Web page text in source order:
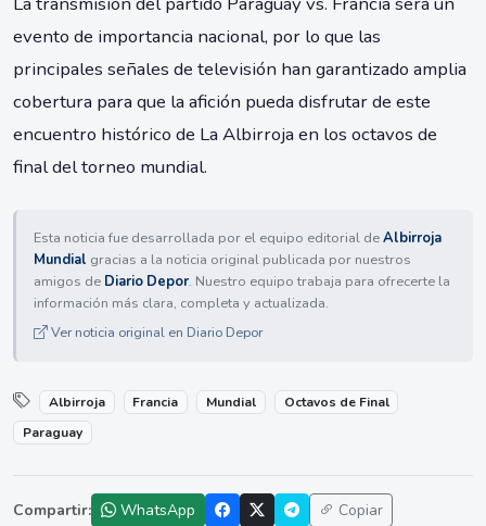
evento de importancia nacional, por lo que las
principales señales de televisión han garantizado amplia
cobertura para que la afición pueda disfrutar de este
encuentro histórico de La Albirroja en los octavos de
final del torneo mundial.
Esta noticia fue desarrollada por el equipo editorial deAlbirroja
Mundial gracias a la noticia original publicada por nuestros
amigos de Diario Depor. Nuestro equipo trabaja para ofrecerte la
información más clara, completa y actualizada.
Ver noticia original en Diario Depor
Albirroja Francia Mundial
Octavos de Final
Paraguay
Compartir: WhatsApp Copiar